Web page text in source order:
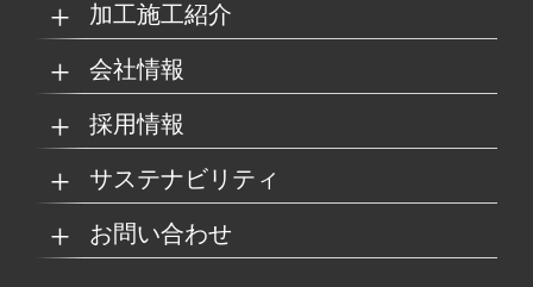
MKブランド製品 新商品紹介
取扱製品情報
SDSダウンロード
加工施工紹介
グループの総合力 乗り物
工場
会社情報
会社概要 経営理念
沿革
採用情報
マイナビ採用ページ
サステナビリティ
リサイクルへの取り組
SDGsへの取り組み
お問い合わせ